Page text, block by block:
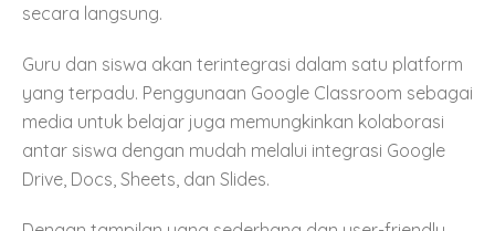
secara langsung.
Guru dan siswa akan terintegrasi dalam satu platform
yang terpadu. Penggunaan Google Classroom sebagai
media untuk belajar juga memungkinkan kolaborasi
antar siswa dengan mudah melalui integrasi Google
Drive, Docs, Sheets, dan Slides.